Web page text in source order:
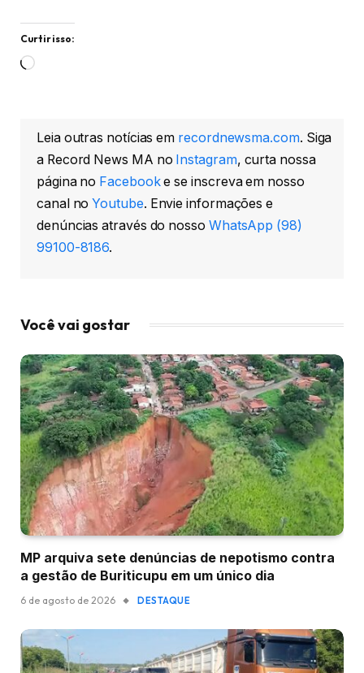
Curtir isso:
Carregando...
Leia outras notícias em recordnewsma.com. Siga
a Record News MA no Instagram, curta nossa
página no Facebooke se inscreva em nosso
canal noYoutube. Envie informações e
denúncias através do nosso WhatsApp (98)
99100-8186.
Você vai gostar
MP arquiva sete denúncias de nepotismo contra
a gestão de Buriticupu em um único dia
6 de agosto de 2026 DESTAQUE